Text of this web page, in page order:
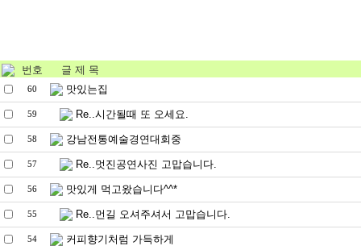
번호 글 제 목
60 맛있는집
59 Re..시간될때 또 오세요.
58 강남전통예술경연대회중
57 Re..멋진공연사진 고맙습니다.
56 맛있게 먹고왔습니다^^*
55 Re..먼길 오셔주셔서 고맙습니다.
54 커피향기처럼 가득하게